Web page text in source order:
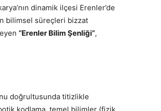
dinamik ilçesi Erenler’de
bilimsel süreçleri bizzat
“Erenler Bilim Şenliği”,
doğrultusunda titizlikle